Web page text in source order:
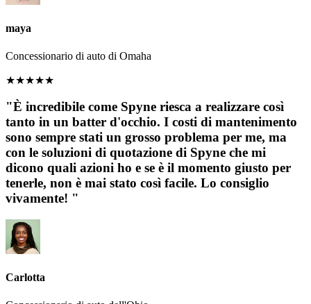
maya
Concessionario di auto di Omaha
★★★★★
"È incredibile come Spyne riesca a realizzare così
tanto in un batter d'occhio. I costi di mantenimento
sono sempre stati un grosso problema per me, ma
con le soluzioni di quotazione di Spyne che mi
dicono quali azioni ho e se è il momento giusto per
tenerle, non è mai stato così facile. Lo consiglio
vivamente! "
Carlotta